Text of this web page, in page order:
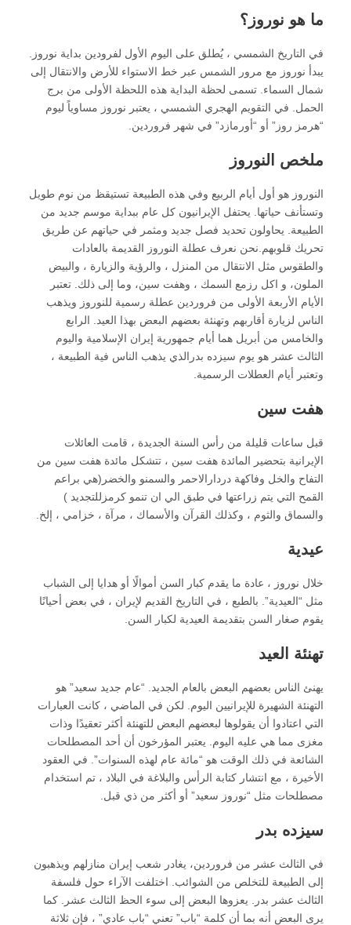
ما هو نوروز؟
في التاريخ الشمسي ، يُطلق على اليوم الأول لفرودين بداية نوروز.
يبدأ نوروز مع مرور الشمس عبر خط الاستواء للأرض والانتقال إلى
شمال السماء. تسمى لحظة البداية هذه اللحظة الأولى من برج
الحمل. في التقويم الهجري الشمسي ، يعتبر نوروز مساوياً ليوم
“هرمز روز” أو “أورمازد” في شهر فروردين.
ملخص النوروز
النوروز هو أول أيام الربيع وفي هذه الطبيعة تستيقظ من نوم طويل
وتستأنف حياتها. يحتفل الإيرانيون كل عام ببداية موسم جديد من
الطبيعة. يحاولون تحديد فصل جديد ومثمر في حياتهم عن طريق
تحريك قلوبهم.نحن نعرف عطلة النوروز القديمة بالعادات
والطقوس مثل الانتقال من المنزل ، والرؤية والزيارة ، والبيض
الملون، و اكل رزمع السمك ، وهفت سين، وما إلى ذلك. تعتبر
الأيام الأربعة الأولى من فروردين عطلة رسمية للنوروز ويذهب
الناس لزيارة أقاربهم وتهنئة بعضهم البعض بهذا العيد. الرابع
والخامس من أبريل هما أيام جمهورية إيران الإسلامية واليوم
الثالث عشر هو يوم سيزده بدرالذي يذهب الناس فية الطبيعة ،
وتعتبر أيام العطلات الرسمية.
هفت سين
قبل ساعات قليلة من رأس السنة الجديدة ، قامت العائلات
الإيرانية بتحضير المائدة هفت سين ، تتشكل مائدة هفت سين من
التفاح والخل وفاكهة دردارالاحمر والسمنو والخضر(هي براعم
القمح التي يتم زراعتها في طبق الي ان تنمو كرمزللتجديد )
والسماق والثوم ، وكذلك القرآن والأسماك ، مرآة ، خزامي ، إلخ.
عيدية
خلال نوروز ، عادة ما يقدم كبار السن أموالًا أو هدايا إلى الشباب
مثل “العيدية”. بالطبع ، في التاريخ القديم لإيران ، في بعض أحيانًا
يقوم صغار السن بتقديمة العيدية لكبار السن.
تهنئة العيد
يهنئ الناس بعضهم البعض بالعام الجديد. “عام جديد سعيد” هو
التهنئة الشهيرة للإيرانيين اليوم. لكن في الماضي ، كانت العبارات
التي اعتادوا أن يقولوها لبعضهم البعض للتهنئة أكثر تعقيدًا وذات
مغزى مما هي عليه اليوم. يعتبر المؤرخون أن أحد المصطلحات
الشائعة في ذلك الوقت هو “مائة عام لهذه السنوات”. في العقود
الأخيرة ، مع انتشار كتابة الرأس والبلاغة في البلاد ، تم استخدام
مصطلحات مثل “نوروز سعيد” أو أكثر من ذي قبل.
سیزده بدر
في الثالث عشر من فروردين، يغادر شعب إيران منازلهم ويذهبون
إلى الطبيعة للتخلص من الشوائب. اختلفت الآراء حول فلسفة
الثالث عشر بدر. يعزوها البعض إلى سوء الحظ الثالث عشر. كما
يرى البعض أنه بما أن كلمة “باب” تعني “باب عادي” ، فإن ثلاثة